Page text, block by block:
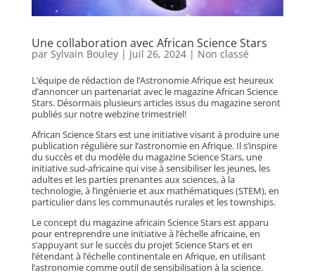
Une collaboration avec African Science Stars
par Sylvain Bouley| Juil 26, 2024| Non classé
L’équipe de rédaction de l’Astronomie Afrique est heureux
d’annoncer un partenariat avec le magazine African Science
Stars. Désormais plusieurs articles issus du magazine seront
publiés sur notre webzine trimestriel!
African Science Stars est une initiative visant à produire une
publication régulière sur l’astronomie en Afrique. Il s’inspire
du succès et du modèle du magazine Science Stars, une
initiative sud-africaine qui vise à sensibiliser les jeunes, les
adultes et les parties prenantes aux sciences, à la
technologie, à l’ingénierie et aux mathématiques (STEM), en
particulier dans les communautés rurales et les townships.
Le concept du magazine africain Science Stars est apparu
pour entreprendre une initiative à l’échelle africaine, en
s’appuyant sur le succès du projet Science Stars et en
l’étendant à l’échelle continentale en Afrique, en utilisant
l’astronomie comme outil de sensibilisation à la science.